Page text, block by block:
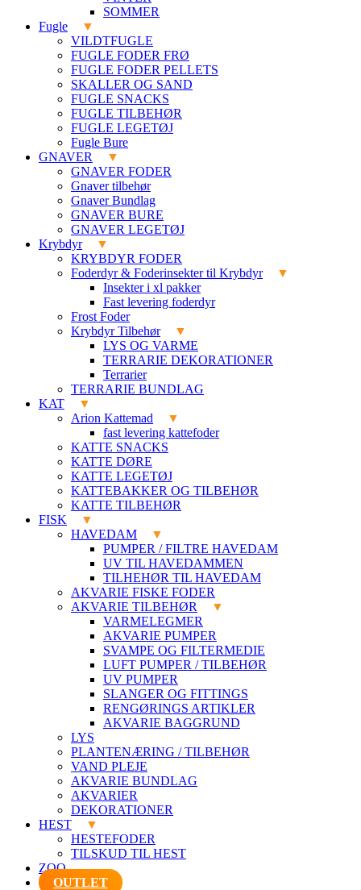
SOMMER
Fugle
VILDTFUGLE
FUGLE FODER FRØ
FUGLE FODER PELLETS
SKALLER OG SAND
FUGLE SNACKS
FUGLE TILBEHØR
FUGLE LEGETØJ
Fugle Bure
GNAVER
GNAVER FODER
Gnaver tilbehør
Gnaver Bundlag
GNAVER BURE
GNAVER LEGETØJ
Krybdyr
KRYBDYR FODER
Foderdyr & Foderinsekter til Krybdyr
Insekter i xl pakker
Fast levering foderdyr
Frost Foder
Krybdyr Tilbehør
LYS OG VARME
TERRARIE DEKORATIONER
Terrarier
TERRARIE BUNDLAG
KAT
Arion Kattemad
fast levering kattefoder
KATTE SNACKS
KATTE DØRE
KATTE LEGETØJ
KATTEBAKKER OG TILBEHØR
KATTE TILBEHØR
FISK
HAVEDAM
PUMPER / FILTRE HAVEDAM
UV TIL HAVEDAMMEN
TILHEHØR TIL HAVEDAM
AKVARIE FISKE FODER
AKVARIE TILBEHØR
VARMELEGMER
AKVARIE PUMPER
SVAMPE OG FILTERMEDIE
LUFT PUMPER / TILBEHØR
UV PUMPER
SLANGER OG FITTINGS
RENGØRINGS ARTIKLER
AKVARIE BAGGRUND
LYS
PLANTENÆRING / TILBEHØR
VAND PLEJE
AKVARIE BUNDLAG
AKVARIER
DEKORATIONER
HEST
HESTEFODER
TILSKUD TIL HEST
ZOO
OUTLET